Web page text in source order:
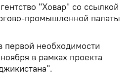
"Ховар" со ссылкой
промышленной палаты
первой необходимости
в рамках проекта